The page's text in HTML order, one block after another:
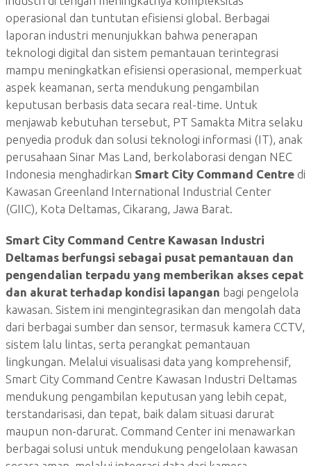
operasional dan tuntutan efisiensi global. Berbagai
laporan industri menunjukkan bahwa penerapan
teknologi digital dan sistem pemantauan terintegrasi
mampu meningkatkan efisiensi operasional, memperkuat
aspek keamanan, serta mendukung pengambilan
keputusan berbasis data secara real-time. Untuk
menjawab kebutuhan tersebut, PT Samakta Mitra selaku
penyedia produk dan solusi teknologi informasi (IT), anak
perusahaan Sinar Mas Land, berkolaborasi dengan NEC
Indonesia menghadirkan Smart City Command Centre di
Kawasan Greenland International Industrial Center
(GIIC), Kota Deltamas, Cikarang, Jawa Barat.
Smart City Command Centre Kawasan Industri
Deltamas berfungsi sebagai pusat pemantauan dan
pengendalian terpadu yang memberikan akses cepat
dan akurat terhadap kondisi lapangan bagi pengelola
kawasan. Sistem ini mengintegrasikan dan mengolah data
dari berbagai sumber dan sensor, termasuk kamera CCTV,
sistem lalu lintas, serta perangkat pemantauan
lingkungan. Melalui visualisasi data yang komprehensif,
Smart City Command Centre Kawasan Industri Deltamas
mendukung pengambilan keputusan yang lebih cepat,
terstandarisasi, dan tepat, baik dalam situasi darurat
maupun non-darurat. Command Center ini menawarkan
berbagai solusi untuk mendukung pengelolaan kawasan